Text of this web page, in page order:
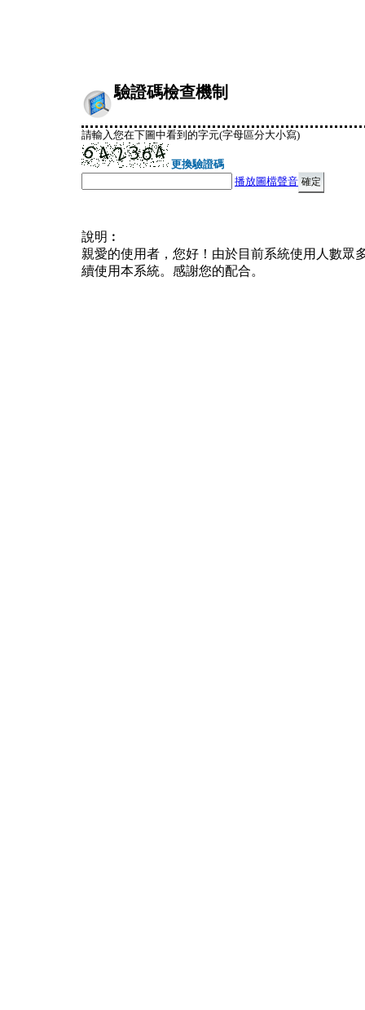
驗證碼檢查機制
請輸入您在下圖中看到的字元(字母區分大小寫)
更換驗證碼
播放圖檔聲音
說明︰
親愛的使用者，您好！由於目前系統使用人數眾
續使用本系統。感謝您的配合。